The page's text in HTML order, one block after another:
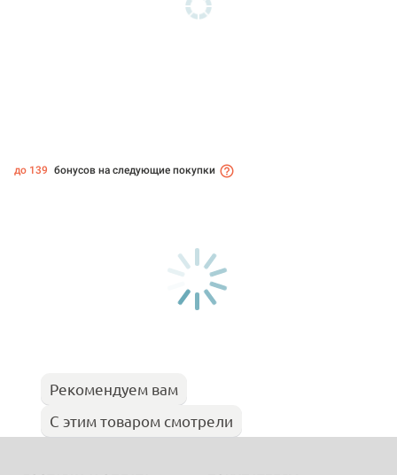
до 139 бонусов на следующие покупки
Рекомендуем вам
С этим товаром смотрели